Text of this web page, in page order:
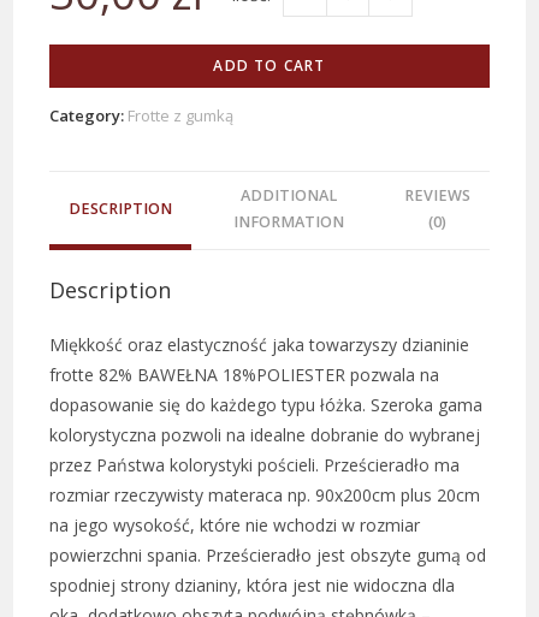
ADD TO CART
Category: Frotte z gumką
DESCRIPTION
ADDITIONAL
INFORMATION
REVIEWS
(0)
Description
Miękkość oraz elastyczność jaka towarzyszy dzianinie
frotte 82% BAWEŁNA 18%POLIESTER pozwala na
dopasowanie się do każdego typu łóżka. Szeroka gama
kolorystyczna pozwoli na idealne dobranie do wybranej
przez Państwa kolorystyki pościeli. Prześcieradło ma
rozmiar rzeczywisty materaca np. 90x200cm plus 20cm
na jego wysokość, które nie wchodzi w rozmiar
powierzchni spania. Prześcieradło jest obszyte gumą od
spodniej strony dzianiny, która jest nie widoczna dla